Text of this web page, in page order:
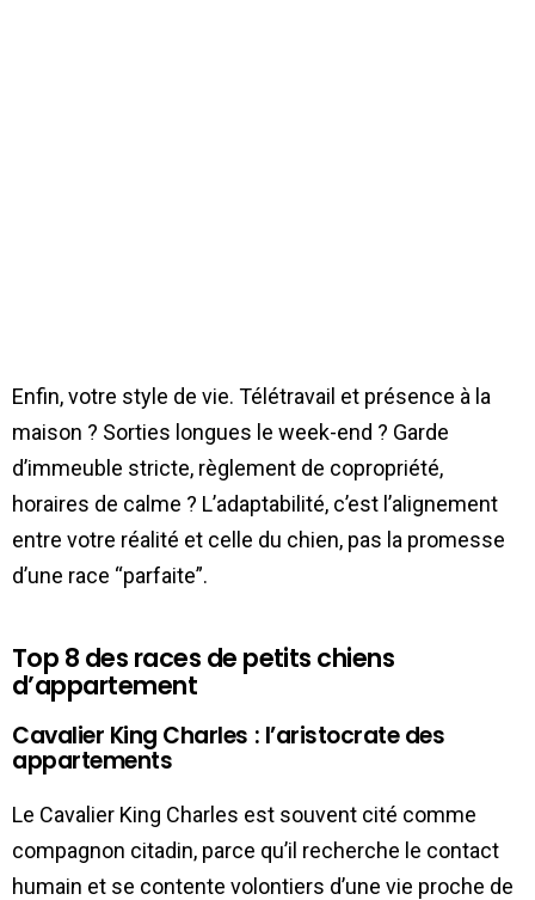
Enfin, votre style de vie. Télétravail et présence à la
maison ? Sorties longues le week-end ? Garde
d’immeuble stricte, règlement de copropriété,
horaires de calme ? L’adaptabilité, c’est l’alignement
entre votre réalité et celle du chien, pas la promesse
d’une race “parfaite”.
Top 8 des races de petits chiens
d’appartement
Cavalier King Charles : l’aristocrate des
appartements
Le Cavalier King Charles est souvent cité comme
compagnon citadin, parce qu’il recherche le contact
humain et se contente volontiers d’une vie proche de